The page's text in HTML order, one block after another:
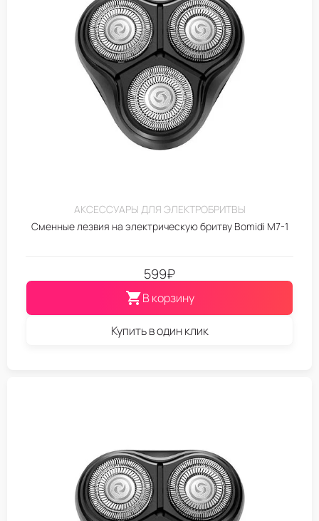
АКСЕССУАРЫ ДЛЯ ЭЛЕКТРОБРИТВЫ
Сменные лезвия на электрическую бритву Bomidi M7-1
599₽
В корзину
Купить в один клик